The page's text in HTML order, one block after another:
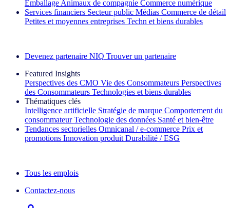
Emballage Animaux de compagnie Commerce numérique
Services financiers Secteur public Médias Commerce de détail
Petites et moyennes entreprises Techn et biens durables
Devenez partenaire NIQ Trouver un partenaire
Featured Insights
Perspectives des CMO Vie des Consommateurs Perspectives
des Consommateurs Technologies et biens durables
Thématiques clés
Intelligence artificielle Stratégie de marque Comportement du
consommateur Technologie des données Santé et bien‑être
Tendances sectorielles Omnicanal / e‑commerce Prix et
promotions Innovation produit Durabilité / ESG
Tous les emplois
Contactez-nous